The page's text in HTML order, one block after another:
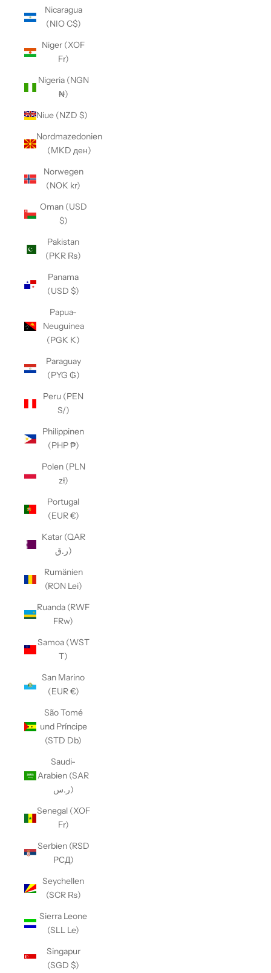
Nicaragua
(NIO C$)
Niger (XOF
Fr)
Nigeria (NGN
₦)
Niue (NZD $)
Nordmazedonien
(MKD ден)
Norwegen
(NOK kr)
Oman (USD
$)
Pakistan
(PKR ₨)
Panama
(USD $)
Papua-
Neuguinea
(PGK K)
Paraguay
(PYG ₲)
Peru (PEN
S/)
Philippinen
(PHP ₱)
Polen (PLN
zł)
Portugal
(EUR €)
Katar (QAR
ر.ق)
Rumänien
(RON Lei)
Ruanda (RWF
FRw)
Samoa (WST
T)
San Marino
(EUR €)
São Tomé
und Príncipe
(STD Db)
Saudi-
Arabien (SAR
ر.س)
Senegal (XOF
Fr)
Serbien (RSD
РСД)
Seychellen
(SCR ₨)
Sierra Leone
(SLL Le)
Singapur
(SGD $)